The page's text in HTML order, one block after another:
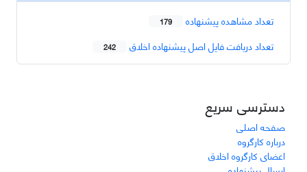
تعداد مشاهده پیشنهاده 179
تعداد دریافت فایل اصل پیشنهاده اخلاق 242
دسترسی سریع
صفحه اصلی
درباره کارگروه
اعضای کارگروه اخلاق